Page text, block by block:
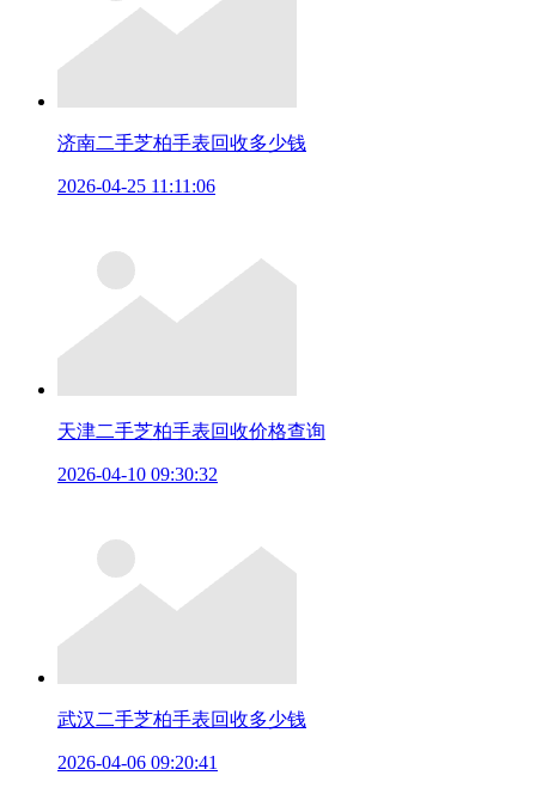
济南二手芝柏手表回收多少钱
2026-04-25 11:11:06
天津二手芝柏手表回收价格查询
2026-04-10 09:30:32
武汉二手芝柏手表回收多少钱
2026-04-06 09:20:41